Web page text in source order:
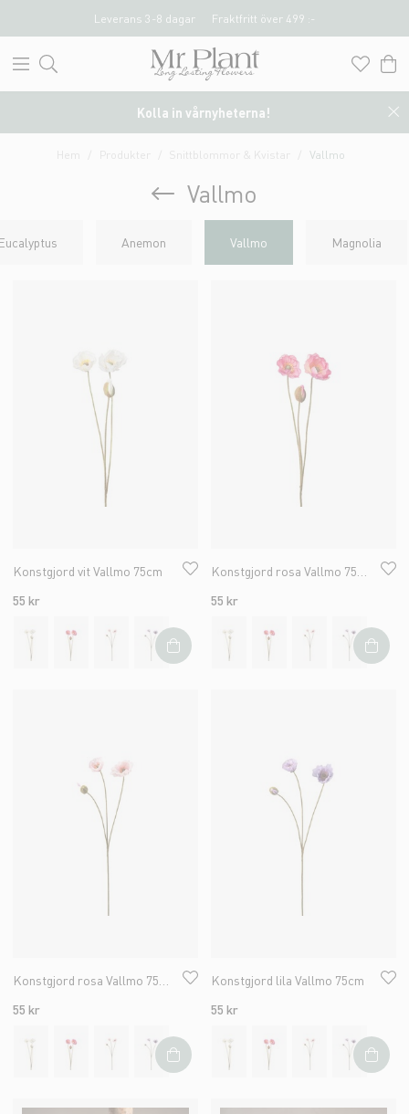
Leverans 3-8 dagar Fraktfritt över 499 :-
Kolla in vårnyheterna!
Hem Produkter Snittblommor & Kvistar Vallmo
Vallmo
Anemon Vallmo Magnolia
Konstgjord vit Vallmo 75cm
55 kr
55 kr
55 kr
Konstgjord lila Vallmo 75cm
55 kr